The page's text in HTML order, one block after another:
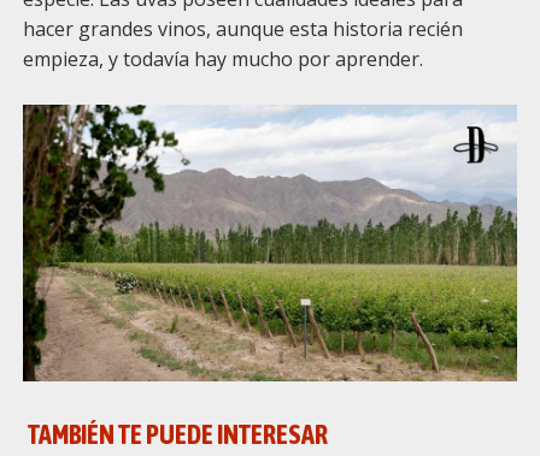
hacer grandes vinos, aunque esta historia recién
empieza, y todavía hay mucho por aprender.
TAMBIÉN TE PUEDE INTERESAR